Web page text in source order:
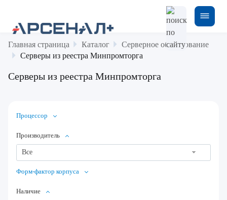
Главная страница Каталог
Серверное оборудование
Серверы из реестра Минпромторга
Серверы из реестра Минпромторга
Процессор
Производитель
Все
Форм-фактор корпуса
Наличие